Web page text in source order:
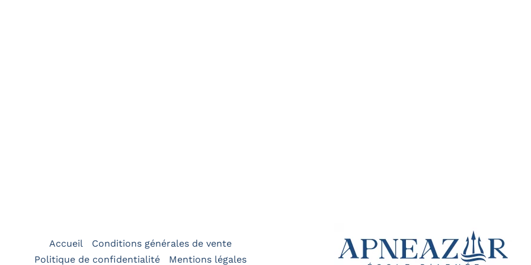
Accueil
Conditions générales de vente
Politique de confidentialité
Mentions légales